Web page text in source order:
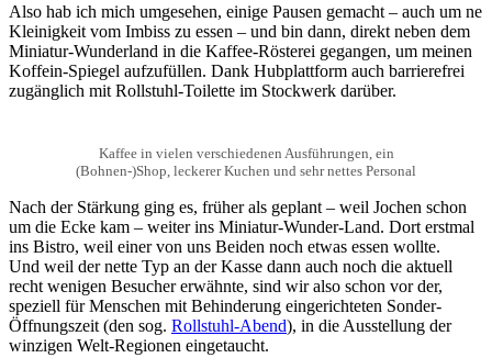
Also hab ich mich umgesehen, einige Pausen gemacht – auch um ne
Kleinigkeit vom Imbiss zu essen – und bin dann, direkt neben dem
Miniatur-Wunderland in die Kaffee-Rösterei gegangen, um meinen
Koffein-Spiegel aufzufüllen. Dank Hubplattform auch barrierefrei
zugänglich mit Rollstuhl-Toilette im Stockwerk darüber.
Kaffee in vielen verschiedenen Ausführungen, ein
(Bohnen-)Shop, leckerer Kuchen und sehr nettes Personal
Nach der Stärkung ging es, früher als geplant – weil Jochen schon
um die Ecke kam – weiter ins Miniatur-Wunder-Land. Dort erstmal
ins Bistro, weil einer von uns Beiden noch etwas essen wollte.
Und weil der nette Typ an der Kasse dann auch noch die aktuell
recht wenigen Besucher erwähnte, sind wir also schon vor der,
speziell für Menschen mit Behinderung eingerichteten Sonder-
Öffnungszeit (den sog. Rollstuhl-Abend), in die Ausstellung der
winzigen Welt-Regionen eingetaucht.